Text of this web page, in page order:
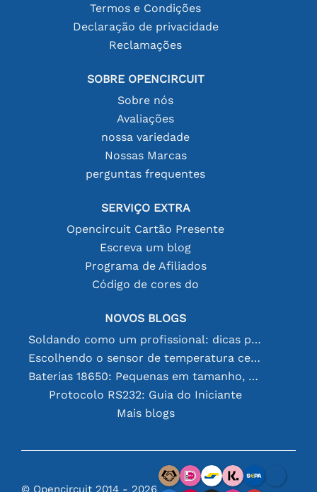
Termos e Condições
Declaração de privacidade
Reclamações
SOBRE OPENCIRCUIT
Sobre nós
Avaliações
nossa variedade
Nossas Marcas
perguntas frequentes
SERVIÇO EXTRA
Opencircuit Cartão Presente
Escreva um blog
Programa de Afiliados
Código de cores do
NOVOS BLOGS
Soldando como um profissional: dicas para conexões eletrônicas perfeitas
Escolhendo o sensor de temperatura certo [youtube]
Baterias 18650: Pequenas em tamanho, grandes em desempenho
Protocolo RS232: Guia do Iniciante
Mais blogs
© Opencircuit 2014 - 2026